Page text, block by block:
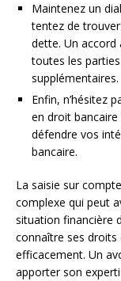
Maintenez un
tentez de
dette. Un accord
toutes les
supplémentaires.
Enfin, n’hésitez
en droit
défendre vos
bancaire.
La saisie sur
complexe qui peut
situation financière
connaître ses
efficacement. Un
apporter son